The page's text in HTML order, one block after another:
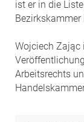
ist er in die
Bezirkskammer
Wojciech Zając
Arbeitsrechts